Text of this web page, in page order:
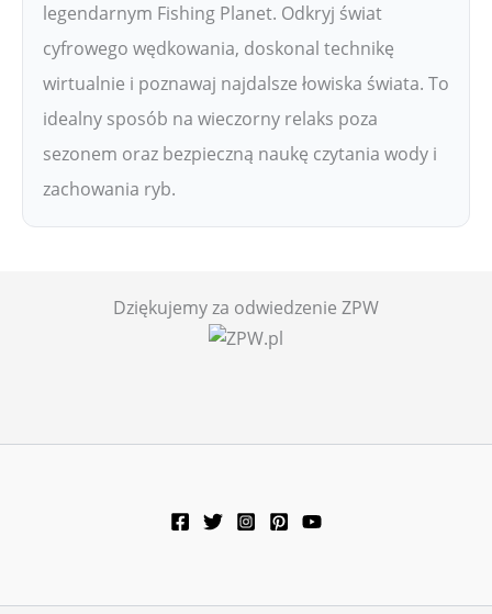
legendarnym Fishing Planet. Odkryj świat
cyfrowego wędkowania, doskonal technikę
wirtualnie i poznawaj najdalsze łowiska świata. To
idealny sposób na wieczorny relaks poza
sezonem oraz bezpieczną naukę czytania wody i
zachowania ryb.
Dziękujemy za odwiedzenie ZPW